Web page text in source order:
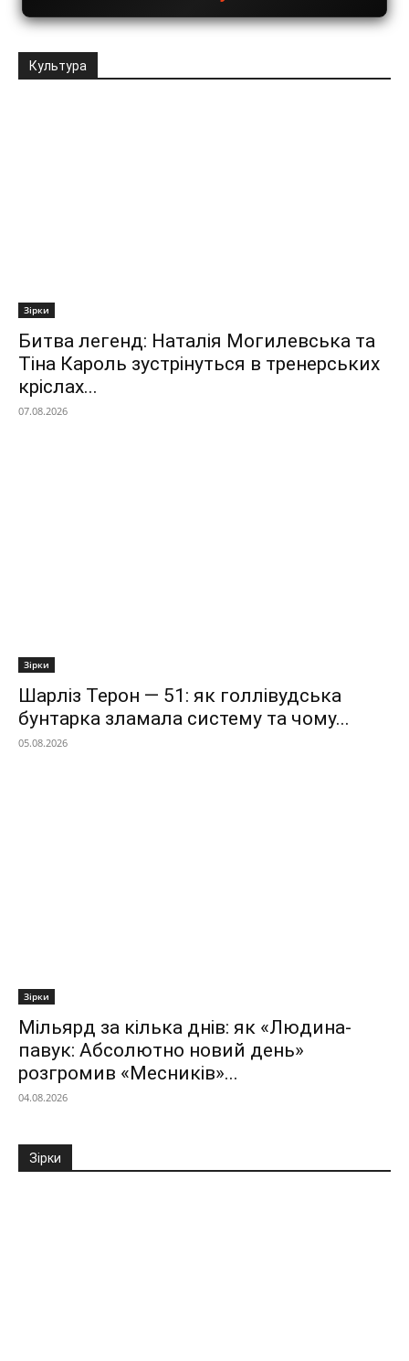
Культура
Зірки
Битва легенд: Наталія Могилевська та
Тіна Кароль зустрінуться в тренерських
кріслах...
07.08.2026
Зірки
Шарліз Терон — 51: як голлівудська
бунтарка зламала систему та чому...
05.08.2026
Зірки
Мільярд за кілька днів: як «Людина-
павук: Абсолютно новий день»
розгромив «Месників»...
04.08.2026
Зірки